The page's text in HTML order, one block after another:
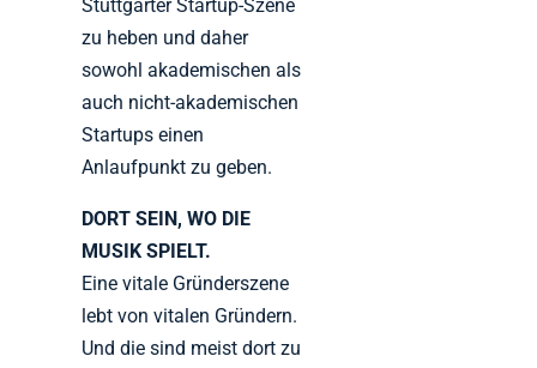
Stuttgarter Startup-Szene
zu heben und daher
sowohl akademischen als
auch nicht-akademischen
Startups einen
Anlaufpunkt zu geben.
DORT SEIN, WO DIE
MUSIK SPIELT.
Eine vitale Gründerszene
lebt von vitalen Gründern.
Und die sind meist dort zu